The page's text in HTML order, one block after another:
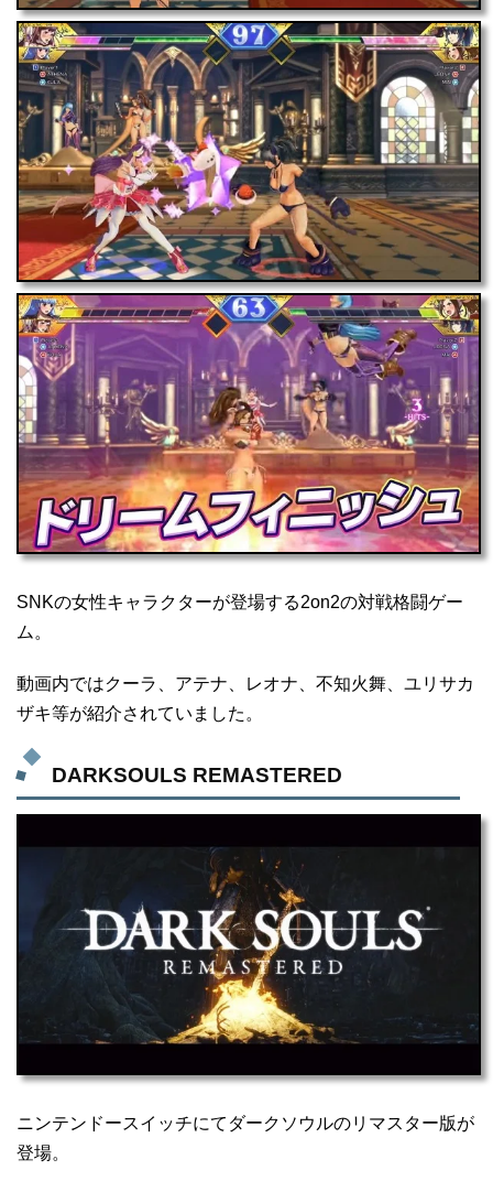
SNKの女性キャラクターが登場する2on2の対戦格闘ゲー
ム。
動画内ではクーラ、アテナ、レオナ、不知火舞、ユリサカ
ザキ等が紹介されていました。
DARKSOULS REMASTERED
ニンテンドースイッチにてダークソウルのリマスター版が
登場。